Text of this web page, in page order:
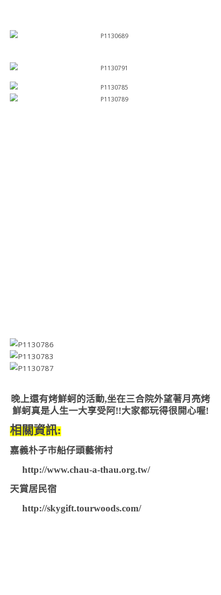
晚上還有烤鮮蚵的活動,坐在三合院外望著月亮烤
鮮蚵真是人生一大享受阿!!大家都玩得很開心喔!
相關資訊:
嘉義朴子市船仔頭藝術村
http://www.chau-a-thau.org.tw/
天賞居民宿
http://skygift.tourwoods.com/